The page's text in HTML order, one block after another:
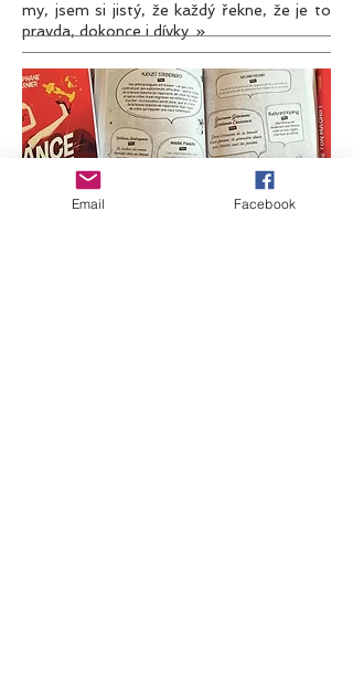
my, jsem si jistý, že každý řekne, že je to
pravda, dokonce i dívky. »
Email Facebook